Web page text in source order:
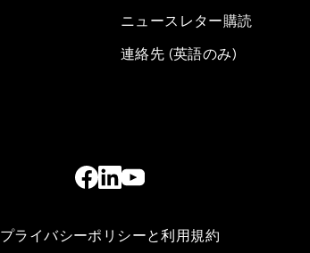
ニュースレター購読
連絡先 (英語のみ)
プライバシーポリシーと利用規約